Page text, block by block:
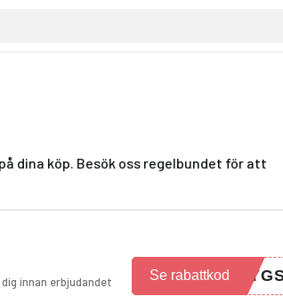
dina köp. Besök oss regelbundet för att
innan erbjudandet
Se rabattkod